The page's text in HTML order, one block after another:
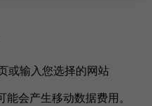
或输入您选择的网站
会产生移动数据费用。